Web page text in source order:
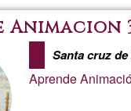
Animacion
Santa cruz de
Aprende